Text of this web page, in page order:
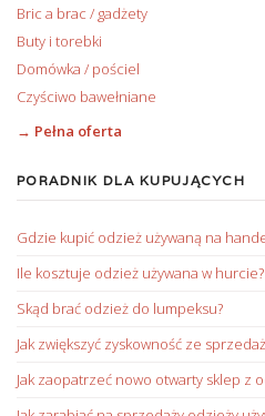
Bric a brac / gadżety
Buty i torebki
Domówka / pościel
Czyściwo bawełniane
→ Pełna oferta
PORADNIK DLA KUPUJĄCYCH
Gdzie kupić odzież używaną na
Ile kosztuje odzież używana w hurcie?
Skąd brać odzież do lumpeksu?
Jak zwiększyć zyskowność ze
Jak zaopatrzeć nowo otwarty sklep z